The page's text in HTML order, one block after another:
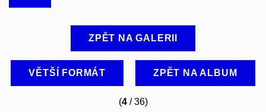
ZPĚT NA GALERII
VĚTŠÍ FORMÁT ZPĚT NA ALBUM
(4/ 36)